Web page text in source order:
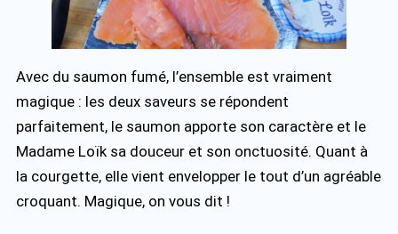
Avec du saumon fumé, l’ensemble est vraiment
magique : les deux saveurs se répondent
parfaitement, le saumon apporte son caractère et le
Madame Loïk sa douceur et son onctuosité. Quant à
la courgette, elle vient envelopper le tout d’un agréable
croquant. Magique, on vous dit !